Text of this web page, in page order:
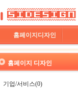
홈페이지디자인
홈페이지 디자인
기업/서비스(0)